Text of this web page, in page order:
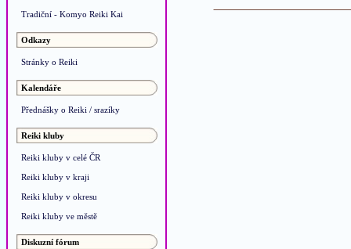
Tradiční - Komyo Reiki Kai
Odkazy
Stránky o Reiki
Kalendáře
Přednášky o Reiki / srazíky
Reiki kluby
Reiki kluby v celé ČR
Reiki kluby v kraji
Reiki kluby v okresu
Reiki kluby ve městě
Diskuzní fórum